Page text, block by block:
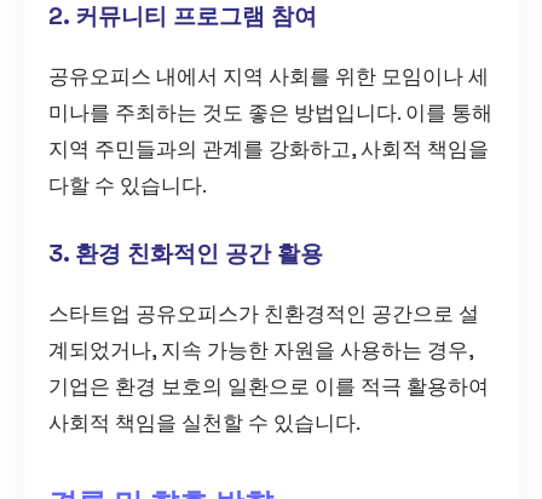
2. 커뮤니티 프로그램 참여
공유오피스 내에서 지역 사회를 위한 모임이나 세
미나를 주최하는 것도 좋은 방법입니다. 이를 통해
지역 주민들과의 관계를 강화하고, 사회적 책임을
다할 수 있습니다.
3. 환경 친화적인 공간 활용
스타트업 공유오피스가 친환경적인 공간으로 설
계되었거나, 지속 가능한 자원을 사용하는 경우,
기업은 환경 보호의 일환으로 이를 적극 활용하여
사회적 책임을 실천할 수 있습니다.